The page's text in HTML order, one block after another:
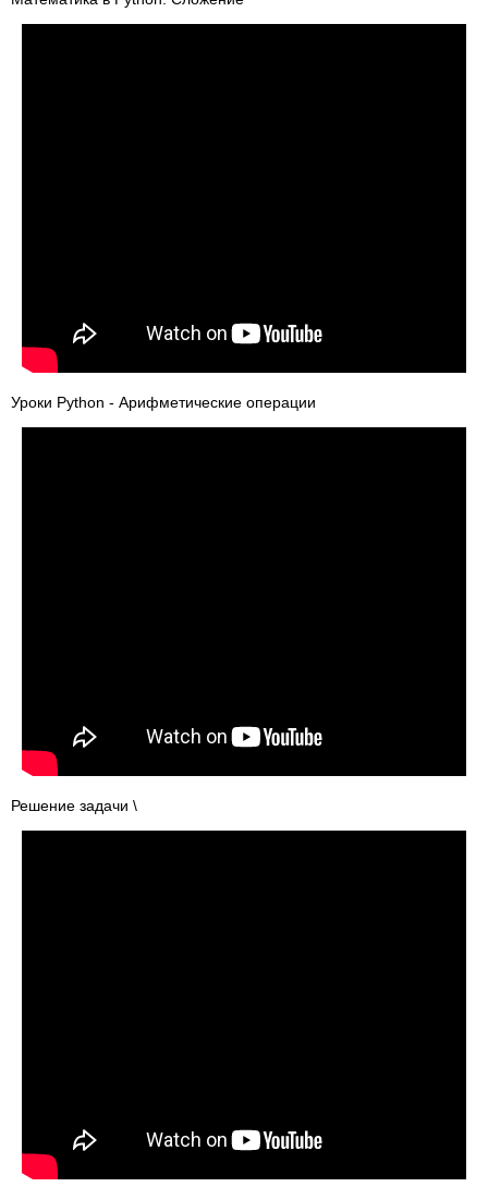
Уроки Python - Арифметические операции
Решение задачи \